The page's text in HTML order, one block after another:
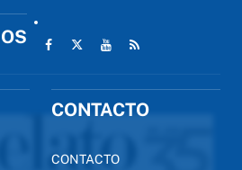
CONTACTO
CONTACTO